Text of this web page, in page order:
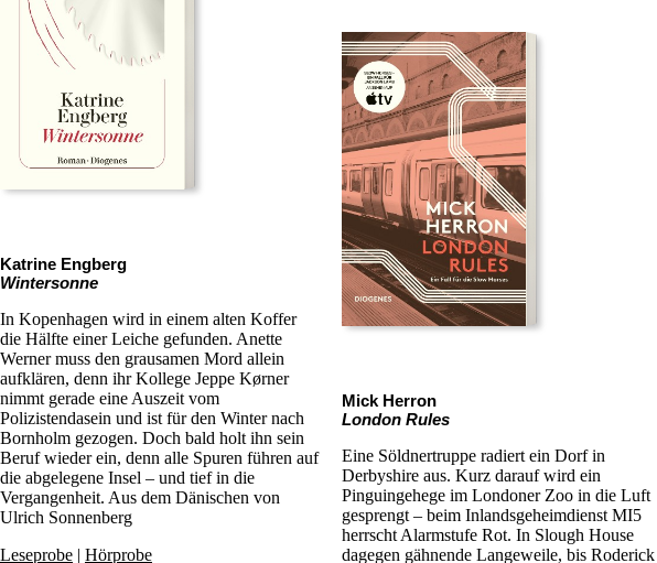
Katrine Engberg
Wintersonne
In Kopenhagen wird in einem alten Koffer
die Hälfte einer Leiche gefunden. Anette
Werner muss den grausamen Mord allein
aufklären, denn ihr Kollege Jeppe Kørner
nimmt gerade eine Auszeit vom
Polizistendasein und ist für den Winter nach
Bornholm gezogen. Doch bald holt ihn sein
Beruf wieder ein, denn alle Spuren führen auf
die abgelegene Insel – und tief in die
Vergangenheit. Aus dem Dänischen von
Ulrich Sonnenberg
Leseprobe | Hörprobe
Mick Herron
London Rules
Eine Söldnertruppe radiert ein Dorf in
Derbyshire aus. Kurz darauf wird ein
Pinguingehege im Londoner Zoo in die Luft
gesprengt – beim Inlandsgeheimdienst MI5
herrscht Alarmstufe Rot. In Slough House
dagegen gähnende Langeweile, bis Roderick